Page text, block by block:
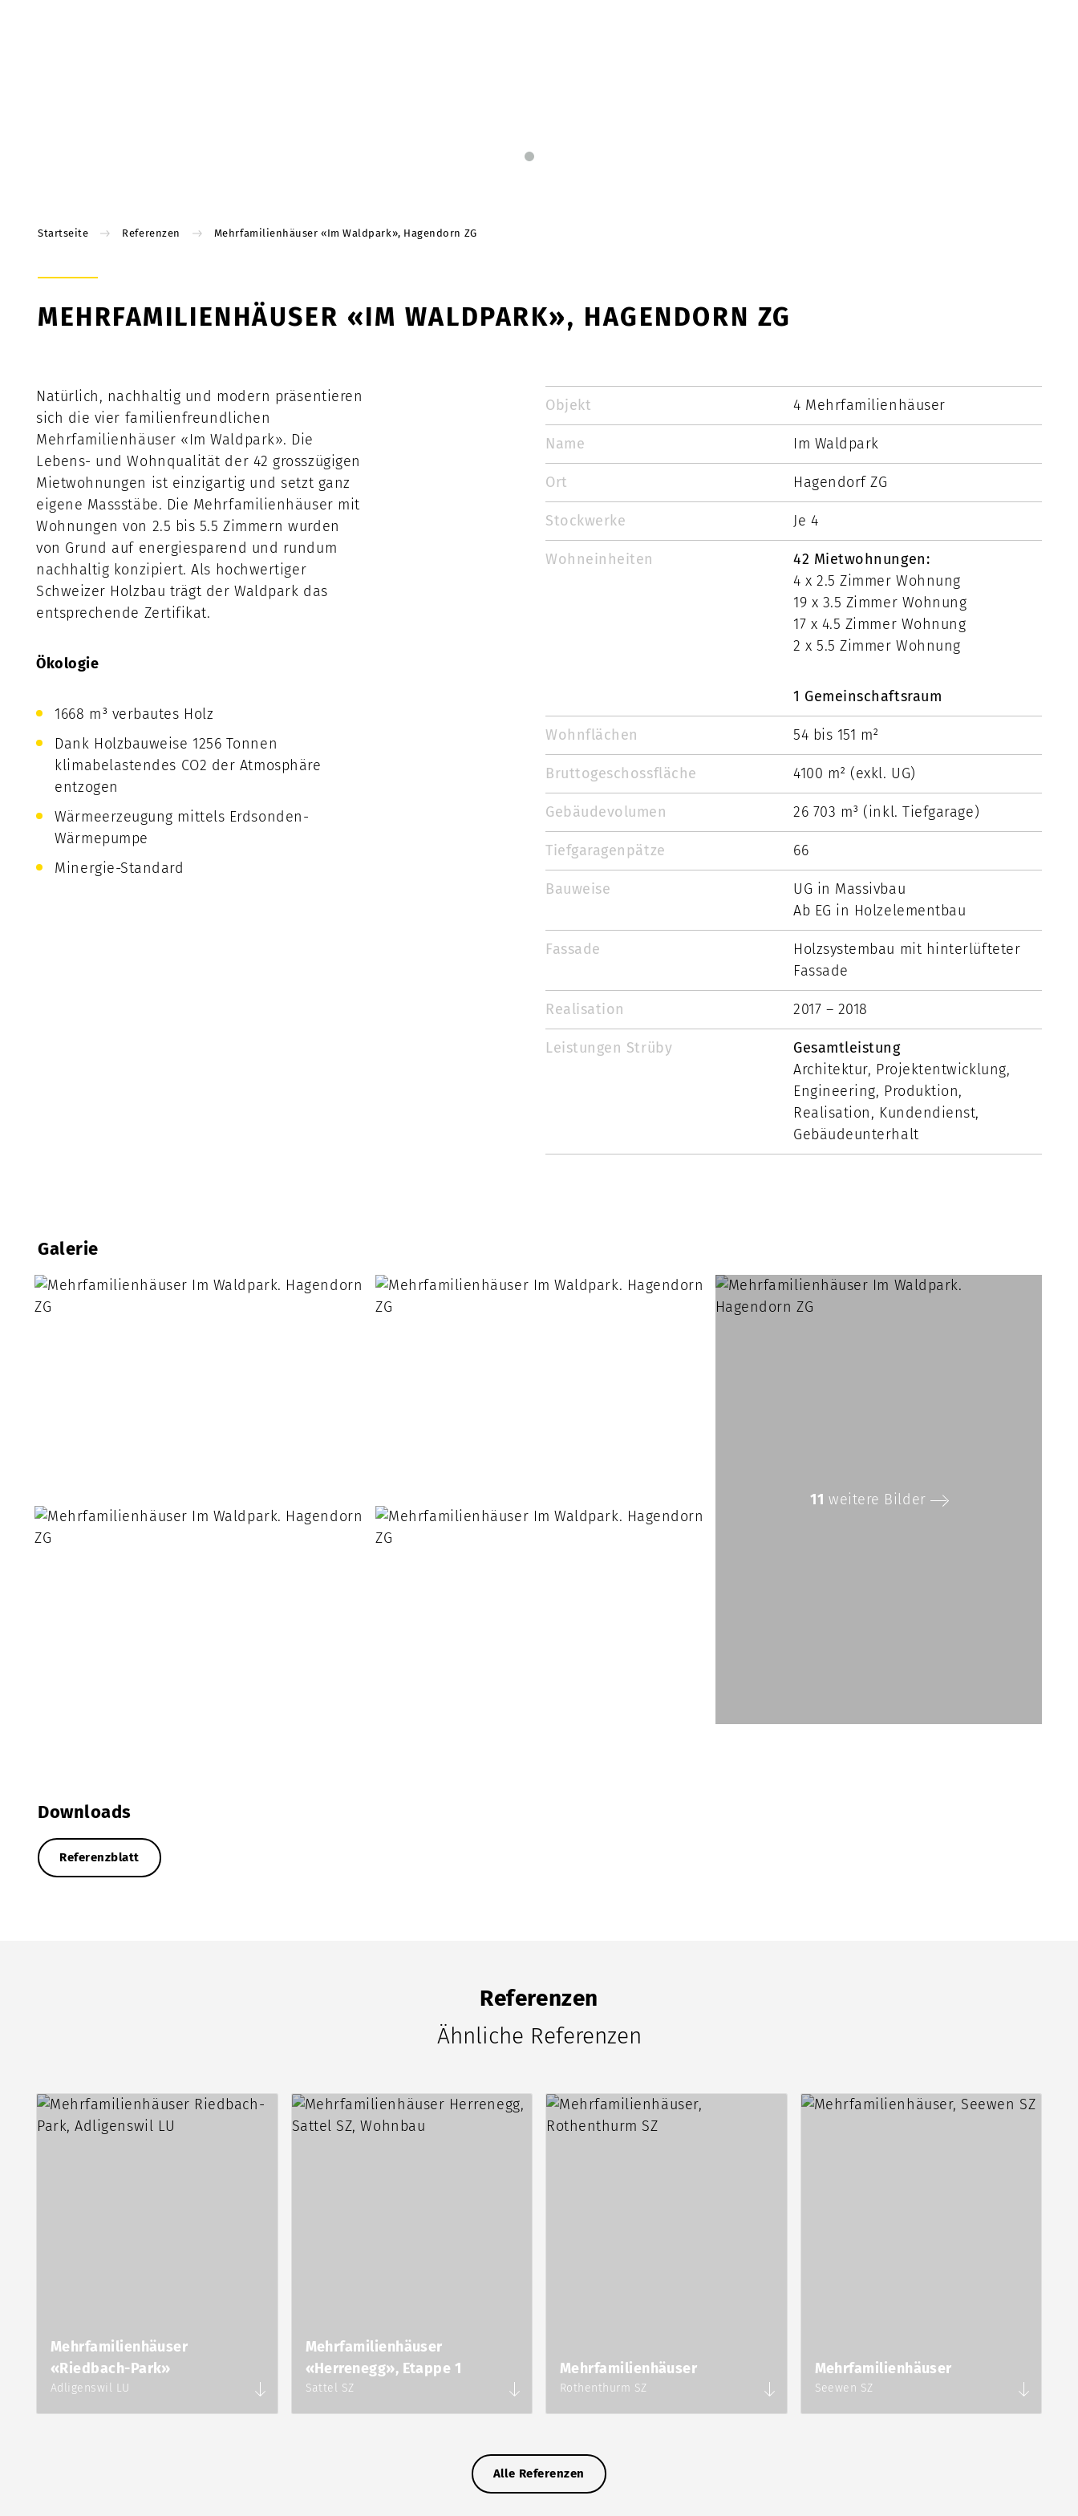
Startseite Referenzen Mehrfamilienhäuser «Im Waldpark», Hagendorn ZG
MEHRFAMILIENHÄUSER «IM WALDPARK», HAGENDORN ZG
Natürlich, nachhaltig und modern präsentieren
sich die vier familienfreundlichen
Mehrfamilienhäuser «Im Waldpark». Die
Lebens- und Wohnqualität der 42 grosszügigen
Mietwohnungen ist einzigartig und setzt ganz
eigene Massstäbe. Die Mehrfamilienhäuser mit
Wohnungen von 2.5 bis 5.5 Zimmern wurden
von Grund auf energiesparend und rundum
nachhaltig konzipiert. Als hochwertiger
Schweizer Holzbau trägt der Waldpark das
entsprechende Zertifikat.
Ökologie
1668 m³ verbautes Holz
Dank Holzbauweise 1256 Tonnen
klimabelastendes CO2 der Atmosphäre
entzogen
Wärmeerzeugung mittels Erdsonden-
Wärmepumpe
Minergie-Standard
Objekt 4 Mehrfamilienhäuser
Name Im Waldpark
Ort Hagendorf ZG
Stockwerke Je 4
Wohneinheiten
42 Mietwohnungen:
4 x 2.5 Zimmer Wohnung
19 x 3.5 Zimmer Wohnung
17 x 4.5 Zimmer Wohnung
2 x 5.5 Zimmer Wohnung
1 Gemeinschaftsraum
Wohnflächen 54 bis 151 m²
Bruttogeschossfläche 4100 m² (exkl. UG)
Gebäudevolumen 26 703 m³ (inkl. Tiefgarage)
Tiefgaragenpätze 66
Bauweise
UG in Massivbau
Ab EG in Holzelementbau
Fassade
Holzsystembau mit hinterlüfteter
Fassade
Realisation 2017 – 2018
Leistungen Strüby
Gesamtleistung
Architektur, Projektentwicklung,
Engineering, Produktion,
Realisation, Kundendienst,
Gebäudeunterhalt
Galerie
11 weitere Bilder
Downloads
Referenzblatt
Referenzen
Ähnliche Referenzen
Mehrfamilienhäuser
«Riedbach-Park»
Adligenswil LU
Mehrfamilienhäuser
«Herrenegg», Etappe 1
Sattel SZ
Mehrfamilienhäuser
Rothenthurm SZ
Mehrfamilienhäuser
Seewen SZ
Alle Referenzen